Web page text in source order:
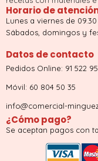
Horario de
Lunes a viernes de 09.30
Sábados, domingos y
Datos de contacto
Pedidos Online: 91 522
Móvil: 60 804 50 35
info@comercial-
¿Cómo pago?
Se aceptan pagos con